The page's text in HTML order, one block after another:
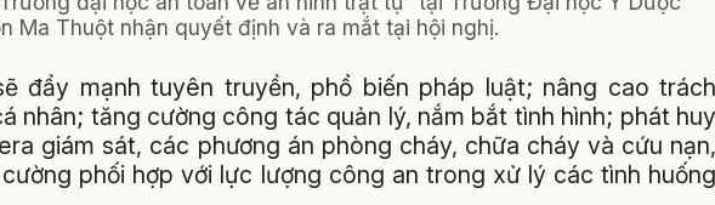
Ma Thuột nhận quyết định và ra mắt tại hội nghị.
đẩy mạnh tuyên truyền, phổ biến pháp luật; nâng cao trách
nhân; tăng cường công tác quản lý, nắm bắt tình hình; phát huy
giám sát, các phương án phòng cháy, chữa cháy và cứu nạn,
phối hợp với lực lượng công an trong xử lý các tình huống